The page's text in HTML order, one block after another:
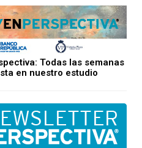
Todas las semanas
en nuestro estudio